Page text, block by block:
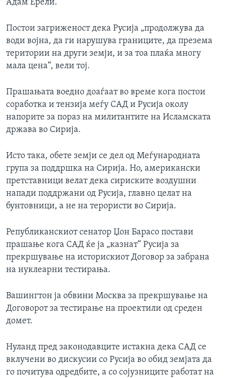
Адам Ерели.
Постои загриженост дека Русија „продолжува да
води војна, да ги нарушува границите, да презема
територии на други земји, и за тоа плаќа многу
мала цена“, вели тој.
Прашањата воедно доаѓаат во време кога постои
соработка и тензија меѓу САД и Русија околу
напорите за пораз на милитантите на Исламската
држава во Сирија.
Исто така, обете земји се дел од Меѓународната
група за поддршка на Сирија. Но, американски
претставници велат дека сириските воздушни
напади поддржани од Русија, главно целат на
бунтовници, а не на терористи во Сирија.
Републиканскиот сенатор Џон Барасо постави
прашање кога САД ќе ја „казнат“ Русија за
прекршување на историскиот Договор за забрана
на нуклеарни тестирања.
Вашингтон ја обвини Москва за прекршување на
Договорот за тестирање на проектили од среден
домет.
Нуланд пред законодавците истакна дека САД се
вклучени во дискусии со Русија во обид земјата да
го почитува одредбите, а со сојузниците работат на